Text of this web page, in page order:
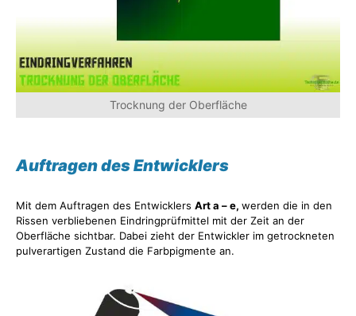
Trocknung der Oberfläche
Auftragen des Entwicklers
Mit dem Auftragen des Entwicklers Art a – e, werden die in den
Rissen verbliebenen Eindringprüfmittel mit der Zeit an der
Oberfläche sichtbar. Dabei zieht der Entwickler im getrockneten
pulverartigen Zustand die Farbpigmente an.